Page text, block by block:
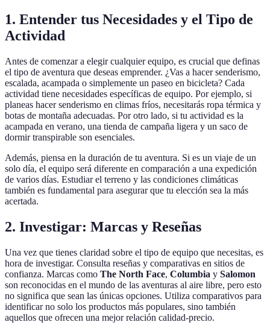
1. Entender tus Necesidades y el Tipo de
Actividad
Antes de comenzar a elegir cualquier equipo, es crucial que definas
el tipo de aventura que deseas emprender. ¿Vas a hacer senderismo,
escalada, acampada o simplemente un paseo en bicicleta? Cada
actividad tiene necesidades específicas de equipo. Por ejemplo, si
planeas hacer senderismo en climas fríos, necesitarás ropa térmica y
botas de montaña adecuadas. Por otro lado, si tu actividad es la
acampada en verano, una tienda de campaña ligera y un saco de
dormir transpirable son esenciales.
Además, piensa en la duración de tu aventura. Si es un viaje de un
solo día, el equipo será diferente en comparación a una expedición
de varios días. Estudiar el terreno y las condiciones climáticas
también es fundamental para asegurar que tu elección sea la más
acertada.
2. Investigar: Marcas y Reseñas
Una vez que tienes claridad sobre el tipo de equipo que necesitas, es
hora de investigar. Consulta reseñas y comparativas en sitios de
confianza. Marcas como The North Face, Columbia y Salomon
son reconocidas en el mundo de las aventuras al aire libre, pero esto
no significa que sean las únicas opciones. Utiliza comparativos para
identificar no solo los productos más populares, sino también
aquellos que ofrecen una mejor relación calidad-precio.